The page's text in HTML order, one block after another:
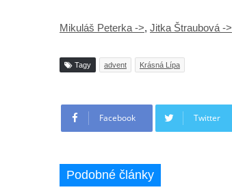
Mikuláš Peterka ->, Jitka Štraubová ->
Tagy advent Krásná Lípa
Facebook Twitter
Podobné články